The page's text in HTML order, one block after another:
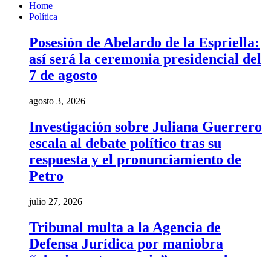
Home
Política
Posesión de Abelardo de la Espriella:
así será la ceremonia presidencial del
7 de agosto
agosto 3, 2026
Investigación sobre Juliana Guerrero
escala al debate político tras su
respuesta y el pronunciamiento de
Petro
julio 27, 2026
Tribunal multa a la Agencia de
Defensa Jurídica por maniobra